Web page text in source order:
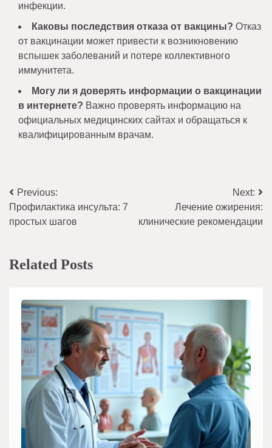
инфекции.
Каковы последствия отказа от вакцины? Отказ
от вакцинации может привести к возникновению
вспышек заболеваний и потере коллективного
иммунитета.
Могу ли я доверять информации о вакцинации
в интернете? Важно проверять информацию на
официальных медицинских сайтах и обращаться к
квалифицированным врачам.
Навигация
по
Previous:
Профилактика инсульта: 7
простых шагов
Next:
Лечение ожирения:
клинические рекомендации
Related Posts